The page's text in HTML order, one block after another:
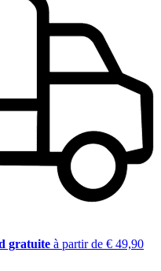
gratuite à partir de € 49,90